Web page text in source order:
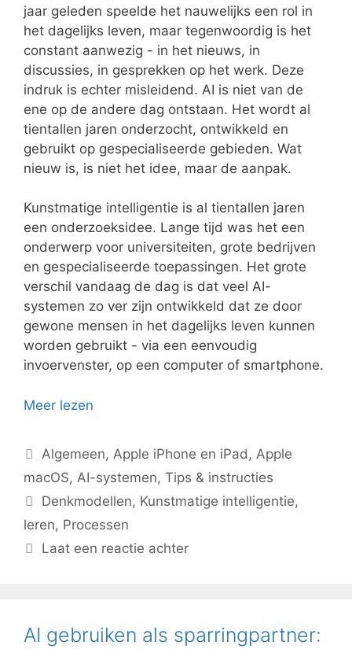
jaar geleden speelde het nauwelijks een rol in
het dagelijks leven, maar tegenwoordig is het
constant aanwezig - in het nieuws, in
discussies, in gesprekken op het werk. Deze
indruk is echter misleidend. AI is niet van de
ene op de andere dag ontstaan. Het wordt al
tientallen jaren onderzocht, ontwikkeld en
gebruikt op gespecialiseerde gebieden. Wat
nieuw is, is niet het idee, maar de aanpak.
Kunstmatige intelligentie is al tientallen jaren
een onderzoeksidee. Lange tijd was het een
onderwerp voor universiteiten, grote bedrijven
en gespecialiseerde toepassingen. Het grote
verschil vandaag de dag is dat veel AI-
systemen zo ver zijn ontwikkeld dat ze door
gewone mensen in het dagelijks leven kunnen
worden gebruikt - via een eenvoudig
invoervenster, op een computer of smartphone.
Meer lezen
Categorieën
Algemeen, Apple iPhone en iPad , Apple
macOS, AI-systemen, Tips & instructies
Tags
Denkmodellen, Kunstmatige intelligentie,
leren, Processen
Laat een reactie achter
AI gebruiken als sparringpartner: